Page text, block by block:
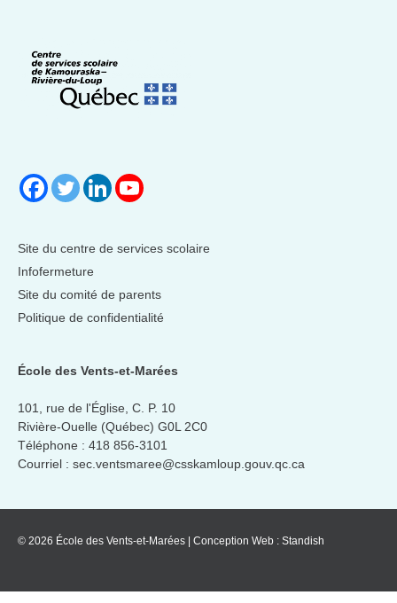
Site du centre de services scolaire
Infofermeture
Site du comité de parents
Politique de confidentialité
École des Vents-et-Marées
101, rue de l'Église, C. P. 10
Rivière-Ouelle (Québec) G0L 2C0
Téléphone : 418 856-3101
Courriel : sec.ventsmaree@csskamloup.gouv.qc.ca
© 2026 École des Vents-et-Marées | Conception Web : Standish